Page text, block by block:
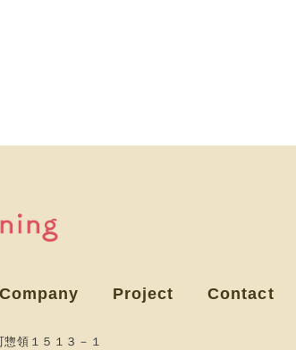
Company Project Contact
領１５１３－１